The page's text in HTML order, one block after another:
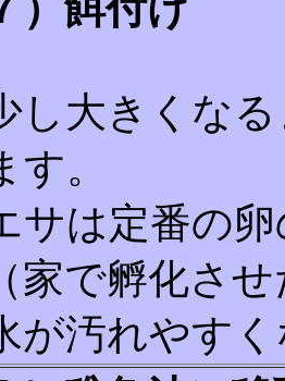
し大きくな
す。
サは定番の
（家で孵化さ
が汚れやす